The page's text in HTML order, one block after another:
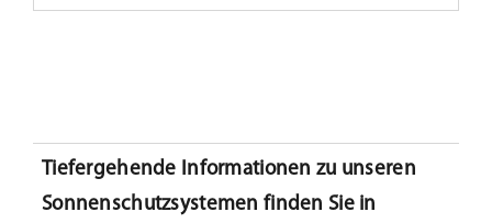
Tiefergehende Informationen zu unseren
Sonnenschutzsystemen finden Sie in